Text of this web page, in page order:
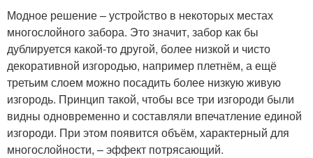
Модное решение – устройство в некоторых местах
многослойного забора. Это значит, забор как бы
дублируется какой-то другой, более низкой и чисто
декоративной изгородью, например плетнём, а ещё
третьим слоем можно посадить более низкую живую
изгородь. Принцип такой, чтобы все три изгороди были
видны одновременно и составляли впечатление единой
изгороди. При этом появится объём, характерный для
многослойности, – эффект потрясающий.